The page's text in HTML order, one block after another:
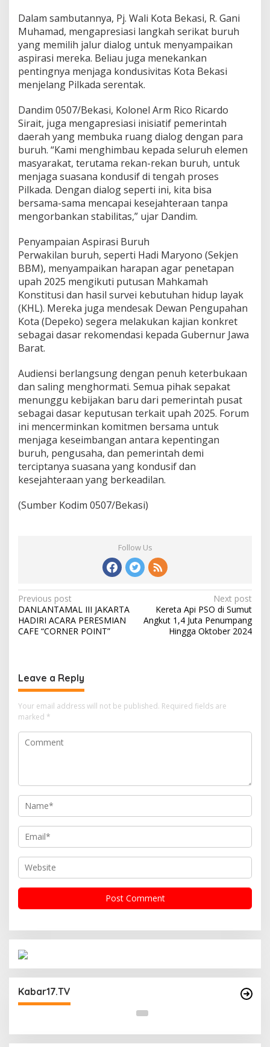
Dalam sambutannya, Pj. Wali Kota Bekasi, R. Gani
Muhamad, mengapresiasi langkah serikat buruh
yang memilih jalur dialog untuk menyampaikan
aspirasi mereka. Beliau juga menekankan
pentingnya menjaga kondusivitas Kota Bekasi
menjelang Pilkada serentak.
Dandim 0507/Bekasi, Kolonel Arm Rico Ricardo
Sirait, juga mengapresiasi inisiatif pemerintah
daerah yang membuka ruang dialog dengan para
buruh. “Kami menghimbau kepada seluruh elemen
masyarakat, terutama rekan-rekan buruh, untuk
menjaga suasana kondusif di tengah proses
Pilkada. Dengan dialog seperti ini, kita bisa
bersama-sama mencapai kesejahteraan tanpa
mengorbankan stabilitas,” ujar Dandim.
Penyampaian Aspirasi Buruh
Perwakilan buruh, seperti Hadi Maryono (Sekjen
BBM), menyampaikan harapan agar penetapan
upah 2025 mengikuti putusan Mahkamah
Konstitusi dan hasil survei kebutuhan hidup layak
(KHL). Mereka juga mendesak Dewan Pengupahan
Kota (Depeko) segera melakukan kajian konkret
sebagai dasar rekomendasi kepada Gubernur Jawa
Barat.
Audiensi berlangsung dengan penuh keterbukaan
dan saling menghormati. Semua pihak sepakat
menunggu kebijakan baru dari pemerintah pusat
sebagai dasar keputusan terkait upah 2025. Forum
ini mencerminkan komitmen bersama untuk
menjaga keseimbangan antara kepentingan
buruh, pengusaha, dan pemerintah demi
terciptanya suasana yang kondusif dan
kesejahteraan yang berkeadilan.
(Sumber Kodim 0507/Bekasi)
Follow Us
Post
navigation
Previous post
DANLANTAMAL III JAKARTA
HADIRI ACARA PERESMIAN
CAFE “CORNER POINT”
Next post
Kereta Api PSO di Sumut
Angkut 1,4 Juta Penumpang
Hingga Oktober 2024
Leave a Reply
Your email address will not be published. Required fields are
marked *
Kabar17.TV
Operasi Cipta Kondisi Digelar Polsek
Malam Libur